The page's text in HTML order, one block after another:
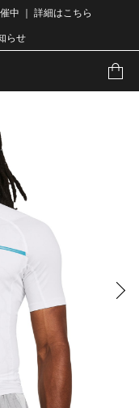
中 ｜ 詳細はこちら
らせ